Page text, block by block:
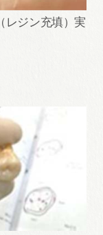
レジン充填）実